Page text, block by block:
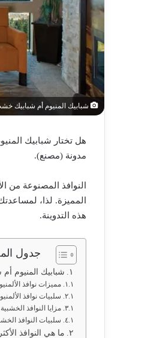
شبابيك المنيوم أم شبابيك
هل تختار شبابيك
مدونة (مصنع).
النوافذ المصنوعة من
المميزة. لذا،
هذه التدوينة.
جدول
شبابيك المنيوم
مميزات نوافذ
سلبيات نوافذ
مزايا النوافذ الخشبية
سلبيات النوافذ
ما هي النوافذ